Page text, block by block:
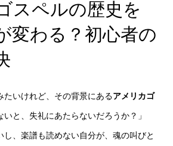
スペルの歴史を
変わる？初心者の
たいけれど、その背景にあるアメリカゴ
いと、失礼にあたらないだろうか？」
し、楽譜も読めない自分が、魂の叫びと